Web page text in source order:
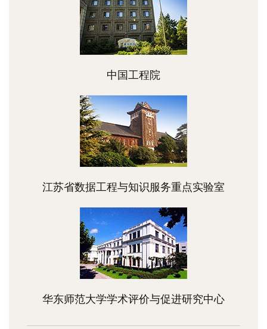
中国工程院
江苏省数据工程与知识服务重点实验室
华东师范大学学术评价与促进研究中心